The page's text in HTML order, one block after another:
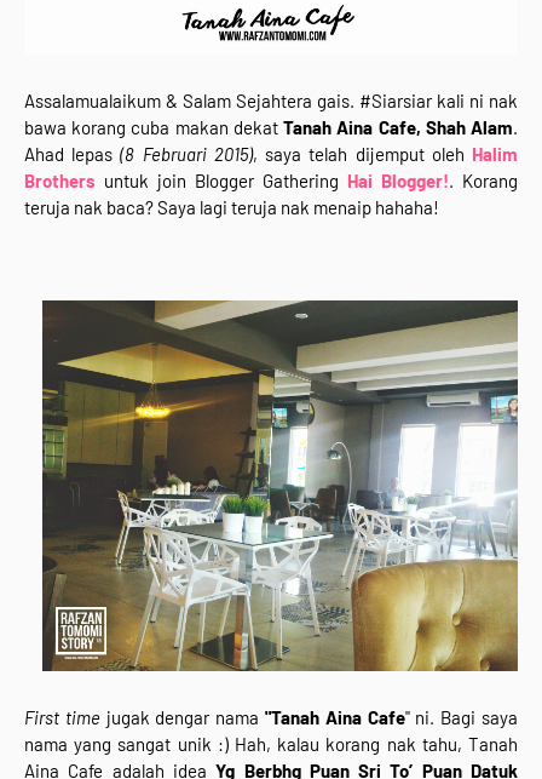
Assalamualaikum & Salam Sejahtera gais. #Siarsiar kali ni nak
bawa korang cuba makan dekatTanah Aina Cafe, Shah Alam.
Ahad lepas (8 Februari 2015), saya telah dijemput oleh Halim
Brothers untuk join Blogger Gathering Hai Blogger!. Korang
teruja nak baca? Saya lagi teruja nak menaip hahaha!
First time jugak dengar nama"Tanah Aina Cafe" ni. Bagi saya
nama yang sangat unik :) Hah, kalau korang nak tahu, Tanah
Aina Cafe adalah ideaYg Berbhg Puan Sri To’ Puan Datuk